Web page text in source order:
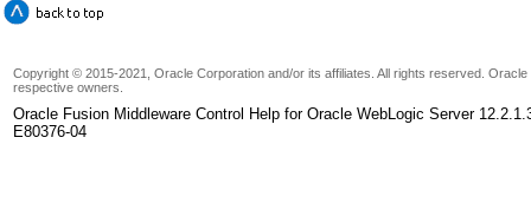
Copyright © 2015-2021, Oracle Corporation and/or its affiliates. All rights reserved.
respective owners.
Oracle Fusion Middleware Control Help for Oracle WebLogic Server
E80376-04